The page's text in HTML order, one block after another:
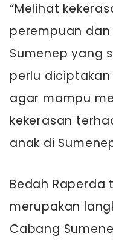
“Melihat
perempuan
Sumenep yang
perlu
agar mampu
kekerasan
anak di
Bedah Raperda
merupakan
Cabang